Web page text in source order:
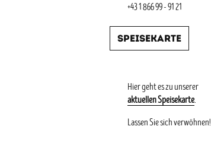
+43 1 866 99 - 91 21
Speisekarte
Hier geht es zu unserer
aktuellen Speisekarte.
Lassen Sie sich verwöhnen!